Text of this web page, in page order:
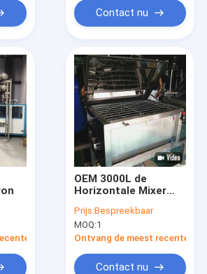
Contact nu
Prijs
OEM 3000L de
Horizontale Mixer
Roestvrije staal
Dubbele
Spiraalvormige Lint
Prijs:Bespreekbaar
MOQ:1
Ontvang de meest recente
Contact nu